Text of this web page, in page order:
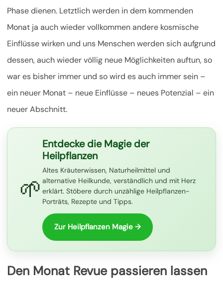
Phase dienen. Letztlich werden in dem kommenden
Monat ja auch wieder vollkommen andere kosmische
Einflüsse wirken und uns Menschen werden sich aufgrund
dessen, auch wieder völlig neue Möglichkeiten auftun, so
war es bisher immer und so wird es auch immer sein –
ein neuer Monat – neue Einflüsse – neues Potenzial – ein
neuer Abschnitt.
🌱
Entdecke die Magie der
Heilpflanzen
Altes Kräuterwissen, Naturheilmittel und
alternative Heilkunde, verständlich und mit Herz
erklärt. Stöbere durch unzählige Heilpflanzen-
Porträts, Rezepte und Tipps.
Zur Heilpflanzen Magie →
Den Monat Revue passieren lassen